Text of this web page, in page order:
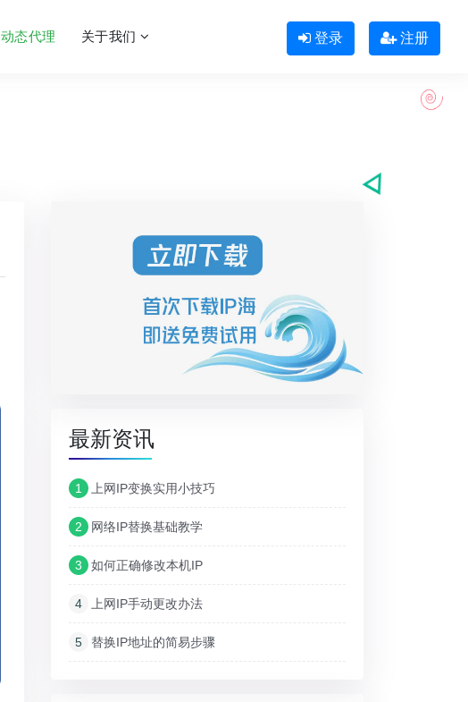
动态代理 关于我们 登录 注册
最新资讯
1 上网IP变换实用小技巧
2 网络IP替换基础教学
3 如何正确修改本机IP
4 上网IP手动更改办法
5 替换IP地址的简易步骤